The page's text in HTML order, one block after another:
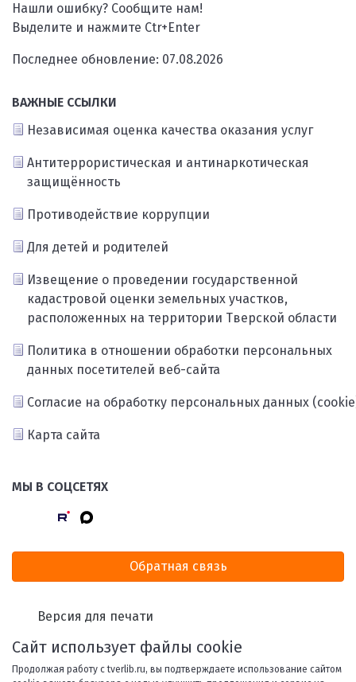
Нашли ошибку? Сообщите нам!
Выделите и нажмите Ctr+Enter
Последнее обновление: 07.08.2026
ВАЖНЫЕ ССЫЛКИ
Независимая оценка качества оказания услуг
Антитеррористическая и антинаркотическая
защищённость
Противодействие коррупции
Для детей и родителей
Извещение о проведении государственной
кадастровой оценки земельных участков,
расположенных на территории Тверской области
Политика в отношении обработки персональных
данных посетителей веб-сайта
Согласие на обработку персональных данных
Карта сайта
МЫ В СОЦСЕТЯХ
Обратная связь
Версия для печати
Сайт использует файлы cookie
Продолжая работу с tverlib.ru, вы подтверждаете использование сайтом